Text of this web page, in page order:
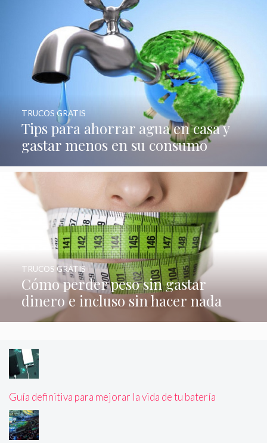
Tips para ahorrar agua en casa y
gastar menos en su consumo
TRUCOS GRATIS
Cómo perder peso sin gastar
dinero e incluso sin hacer nada
TRUCOS GRATIS
Guía definitiva para mejorar la vida de tu batería